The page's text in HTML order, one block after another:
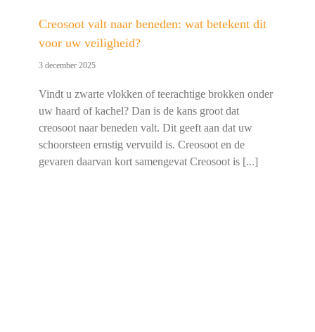
Creosoot valt naar beneden: wat betekent dit
voor uw veiligheid?
3 december 2025
Vindt u zwarte vlokken of teerachtige brokken onder
uw haard of kachel? Dan is de kans groot dat
creosoot naar beneden valt. Dit geeft aan dat uw
schoorsteen ernstig vervuild is. Creosoot en de
gevaren daarvan kort samengevat Creosoot is [...]